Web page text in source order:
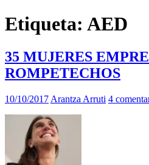
Etiqueta: AED
35 MUJERES
ROMPETECHOS
10/10/2017 Arantza Arruti 4